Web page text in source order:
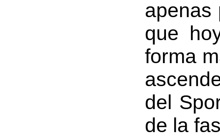
apenas
que
forma
del
de la